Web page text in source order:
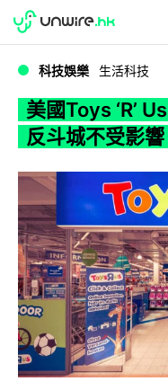
WWDC 2026
科技娛樂 生活科技
美國Toys ‘R’
反斗城不受影響